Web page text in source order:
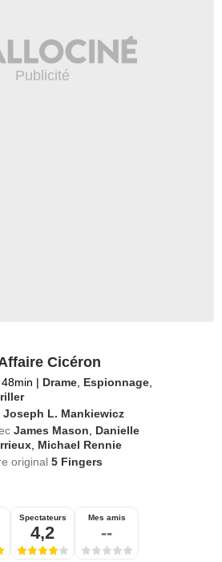
Cicéron
| Drame Espionnage
Joseph L. Mankiewicz
James Mason
Danielle
Michael Rennie
original5 Fingers
Spectateurs
4,2
Mes amis
--